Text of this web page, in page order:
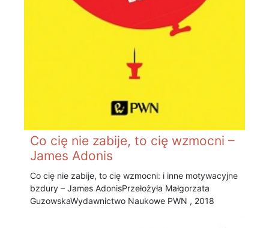
Co cię nie zabije, to cię wzmocni –
James Adonis
Co cię nie zabije, to cię wzmocni: i inne motywacyjne
bzdury – James Adonis Przełożyła Małgorzata
Guzowska Wydawnictwo Naukowe PWN , 2018